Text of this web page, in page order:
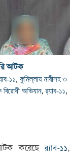
আটক
১১, কুমিল্লায় নারীসহ ৩
বিরোধী অভিযান, র‌্যাব-১১,
আটক করেছের‌্যাব-১১,